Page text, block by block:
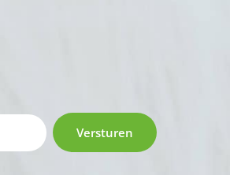
Versturen